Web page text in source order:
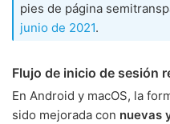
pies de página
junio de 2021.
Flujo de inicio de sesión
En Android y macOS, la
sido mejorada con nuevas